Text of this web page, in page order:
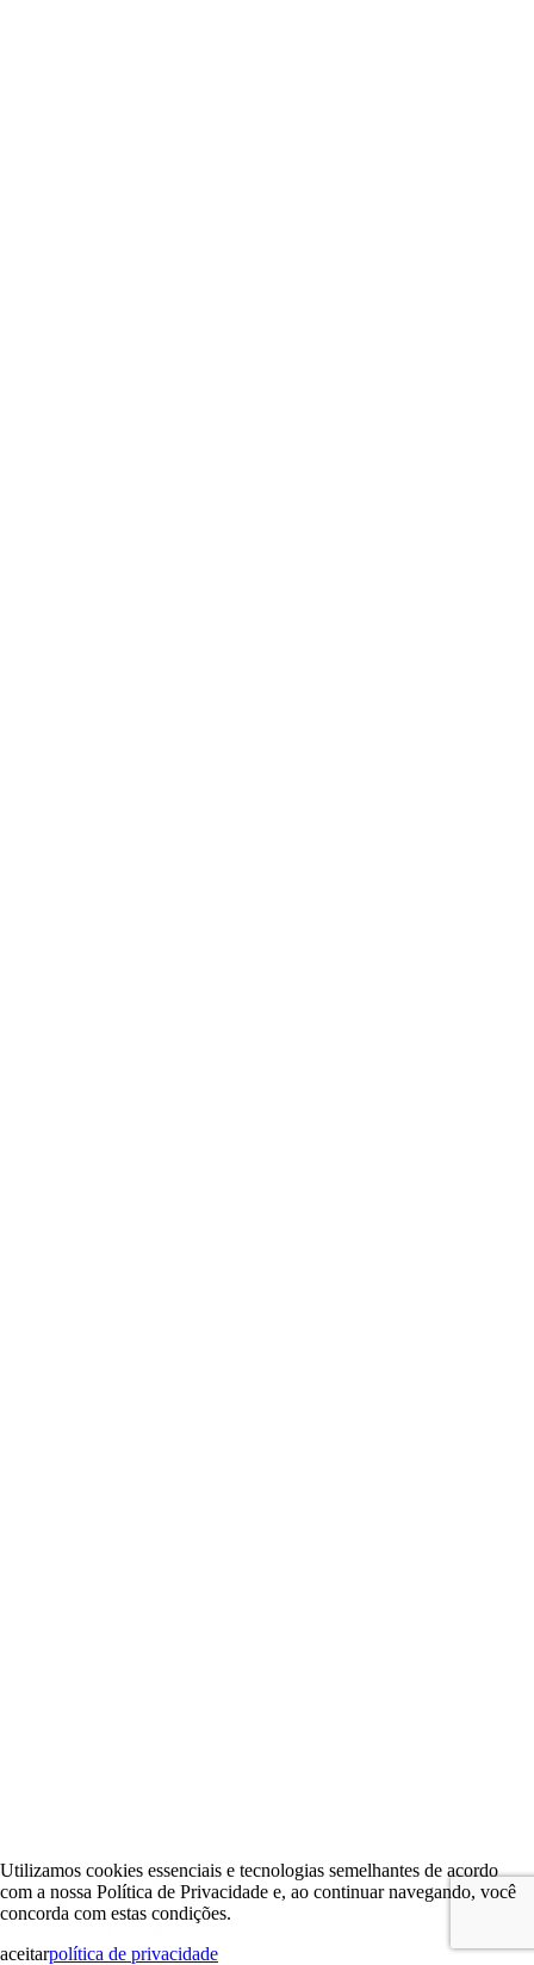
Utilizamos cookies essenciais e tecnologias semelhantes de acordo
com a nossa Política de Privacidade e, ao continuar navegando, você
concorda com estas condições.
aceitarpolítica de privacidade